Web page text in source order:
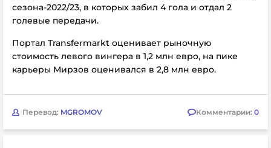
сезона-2022/23, в которых забил 4 гола и отдал 2
голевые передачи.
Портал Transfermarkt оценивает рыночную
стоимость левого вингера в 1,2 млн евро, на пике
карьеры Мирзов оценивался в 2,8 млн евро.
Перевод: MGROMOV Комментарии: 0